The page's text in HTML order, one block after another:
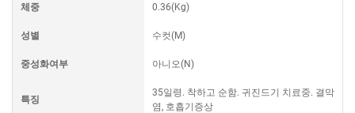
체중 0.36(Kg)
성별 수컷(M)
중성화여부 아니오(N)
특징
35일령. 착하고 순함. 귀진드기 치료중. 결막
염, 호흡기증상